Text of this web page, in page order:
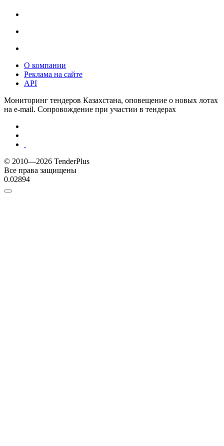
О компании
Реклама на сайте
API
Мониторинг тендеров Казахстана, оповещение о новых лотах
на e-mail. Сопровождение при участии в тендерах
© 2010—2026 TenderPlus
Все права защищены
0.02894